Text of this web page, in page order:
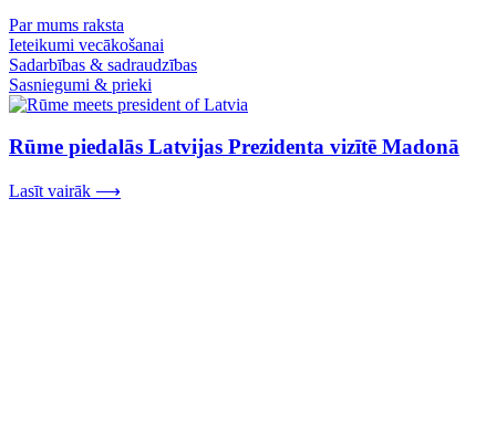
Par mums raksta
Ieteikumi vecākošanai
Sadarbības & sadraudzības
Sasniegumi & prieki
Rūme piedalās Latvijas Prezidenta vizītē Madonā
Lasīt vairāk ⟶